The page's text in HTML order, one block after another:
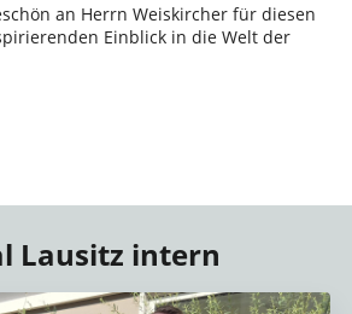
an Herrn Weiskircher für diesen
Einblick in die Welt der
Lausitz intern